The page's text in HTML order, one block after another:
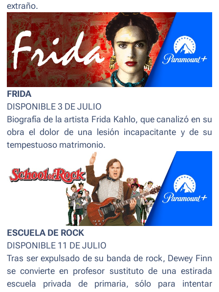
extraño.
FRIDA
DISPONIBLE 3 DE JULIO
Biografía de la artista Frida Kahlo, que canalizó en su
obra el dolor de una lesión incapacitante y de su
tempestuoso matrimonio.
ESCUELA DE ROCK
DISPONIBLE 11 DE JULIO
Tras ser expulsado de su banda de rock, Dewey Finn
se convierte en profesor sustituto de una estirada
escuela privada de primaria, sólo para intentar